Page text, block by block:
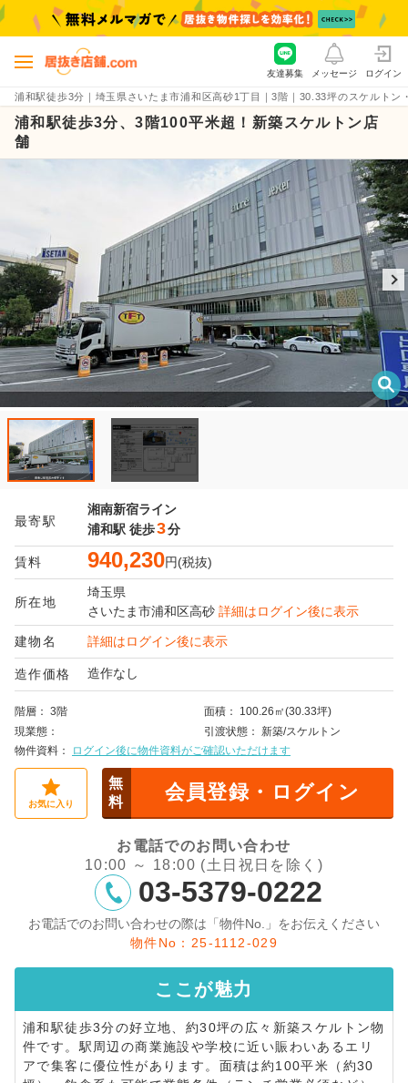
浦和駅徒歩3分｜埼玉県さいたま市浦和区高砂1丁目｜3階｜30.33坪のスケルト
友達募集 メッセージ ログイン
浦和駅徒歩3分、3階100平米超！新築スケルトン店
舗
最寄駅
湘南新宿ライン
浦和駅 徒歩3分
賃料 940,230円(税抜)
所在地
埼玉県
さいたま市浦和区高砂 詳細はログイン後に表示
建物名 詳細はログイン後に表示
造作価格 造作なし
階層 3階 面積
100.26㎡(30.33坪)
現業態
引渡状態
新築/スケルトン
物件資料
ログイン後に物件資料がご確認いただけます
お気に入り
無
料
会員登録・ログイン
お電話でのお問い合わせ
10:00 ～ 18:00 (土日祝日を除く)
03-5379-0222
お電話でのお問い合わせの際は「物件No.」をお伝えください
物件No：25-1112-029
ここが魅力
浦和駅徒歩3分の好立地、約30坪の広々新築スケルトン物
件です。駅周辺の商業施設や学校に近い賑わいあるエリ
アで集客に優位性があります。面積は約100平米（約30